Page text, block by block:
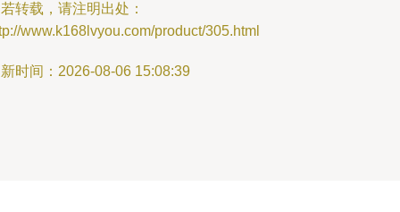
转载，请注明出处：
www.k168lvyou.com/product/305.html
时间：2026-08-06 15:08:39